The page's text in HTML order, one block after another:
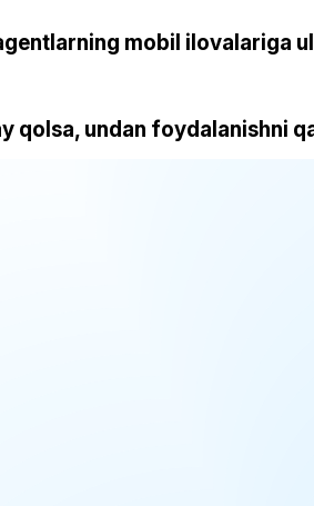
mobil ilovalariga
qolsa, undan foydalanishni